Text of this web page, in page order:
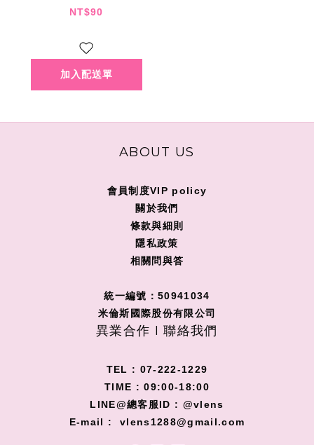
NT$90
ABOUT US
會員制度VIP policy
關於我們
條款與細則
隱私政策
相關問與答
統一編號：50941034
米倫斯國際股份有限公司
異業合作 I 聯絡我們
TEL : 07-222-1229
TIME : 09:00-18:00
LINE@總客服ID : @vlens
E-mail : vlens1288@gmail.com